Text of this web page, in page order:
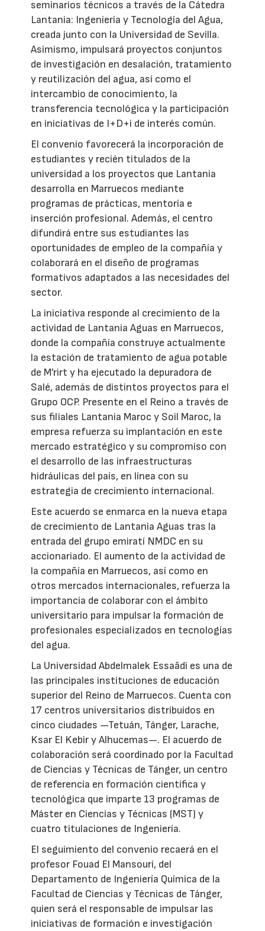
seminarios técnicos a través de la Cátedra
Lantania: Ingeniería y Tecnología del Agua,
creada junto con la Universidad de Sevilla.
Asimismo, impulsará proyectos conjuntos
de investigación en desalación, tratamiento
y reutilización del agua, así como el
intercambio de conocimiento, la
transferencia tecnológica y la participación
en iniciativas de I+D+i de interés común.
El convenio favorecerá la incorporación de
estudiantes y recién titulados de la
universidad a los proyectos que Lantania
desarrolla en Marruecos mediante
programas de prácticas, mentoría e
inserción profesional. Además, el centro
difundirá entre sus estudiantes las
oportunidades de empleo de la compañía y
colaborará en el diseño de programas
formativos adaptados a las necesidades del
sector.
La iniciativa responde al crecimiento de la
actividad de Lantania Aguas en Marruecos,
donde la compañía construye actualmente
la estación de tratamiento de agua potable
de M’rirt y ha ejecutado la depuradora de
Salé, además de distintos proyectos para el
Grupo OCP. Presente en el Reino a través de
sus filiales Lantania Maroc y Soil Maroc, la
empresa refuerza su implantación en este
mercado estratégico y su compromiso con
el desarrollo de las infraestructuras
hidráulicas del país, en línea con su
estrategia de crecimiento internacional.
Este acuerdo se enmarca en la nueva etapa
de crecimiento de Lantania Aguas tras la
entrada del grupo emiratí NMDC en su
accionariado. El aumento de la actividad de
la compañía en Marruecos, así como en
otros mercados internacionales, refuerza la
importancia de colaborar con el ámbito
universitario para impulsar la formación de
profesionales especializados en tecnologías
del agua.
La Universidad Abdelmalek Essaâdi es una de
las principales instituciones de educación
superior del Reino de Marruecos. Cuenta con
17 centros universitarios distribuidos en
cinco ciudades —Tetuán, Tánger, Larache,
Ksar El Kebir y Alhucemas—. El acuerdo de
colaboración será coordinado por la Facultad
de Ciencias y Técnicas de Tánger, un centro
de referencia en formación científica y
tecnológica que imparte 13 programas de
Máster en Ciencias y Técnicas (MST) y
cuatro titulaciones de Ingeniería.
El seguimiento del convenio recaerá en el
profesor Fouad El Mansouri, del
Departamento de Ingeniería Química de la
Facultad de Ciencias y Técnicas de Tánger,
quien será el responsable de impulsar las
iniciativas de formación e investigación